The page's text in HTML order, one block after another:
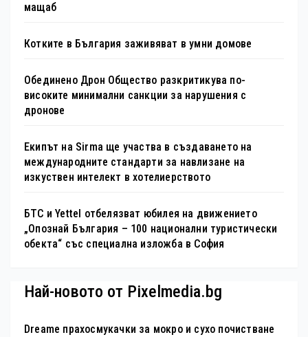
мащаб
Котките в България заживяват в умни домове
Обединено Дрон Общество разкритикува по-
високите минимални санкции за нарушения с
дронове
Екипът на Sirma ще участва в създаването на
международните стандарти за навлизане на
изкуствен интелект в хотелиерството
БТС и Yettel отбелязват юбилея на движението
„Опознай България – 100 национални туристически
обекта“ със специална изложба в София
Най-новото от Pixelmedia.bg
Dreame прахосмукачки за мокро и сухо почистване